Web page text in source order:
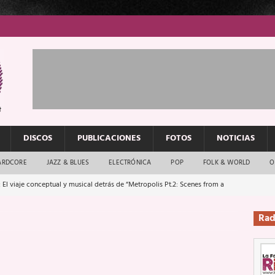
DISCOS PUBLICACIONES FOTOS NOTICIAS
JAZZ & BLUES ELECTRÓNICA POP FOLK & WORLD
El viaje conceptual y musical detrás de “Metropolis Pt.2: Scenes from a
El rock urbano sigue en buenas manos